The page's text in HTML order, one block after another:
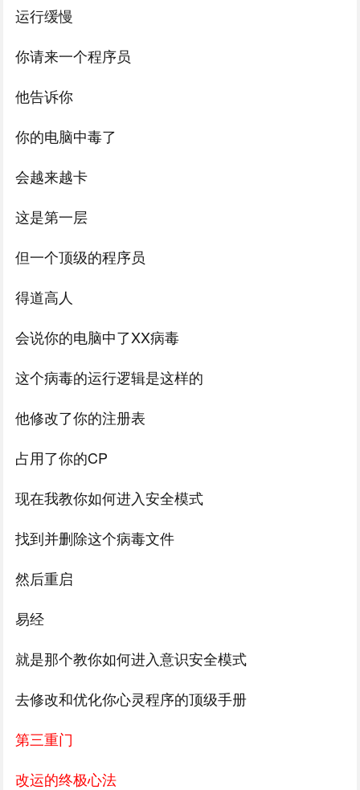
运行缓慢
你请来一个程序员
他告诉你
你的电脑中毒了
会越来越卡
这是第一层
但一个顶级的程序员
得道高人
会说你的电脑中了XX病毒
这个病毒的运行逻辑是这样的
他修改了你的注册表
占用了你的CP
现在我教你如何进入安全模式
找到并删除这个病毒文件
然后重启
易经
就是那个教你如何进入意识安全模式
去修改和优化你心灵程序的顶级手册
第三重门
改运的终极心法